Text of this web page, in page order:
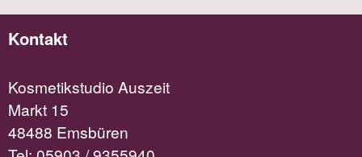
Kontakt
Kosmetikstudio Auszeit
Markt 15
48488 Emsbüren